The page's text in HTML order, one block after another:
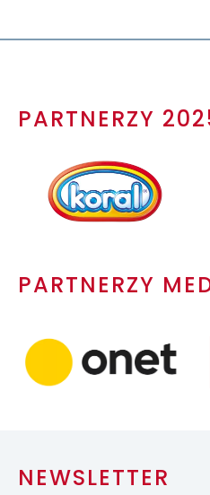
PARTNERZY
PARTNERZY
NEWSLETTER